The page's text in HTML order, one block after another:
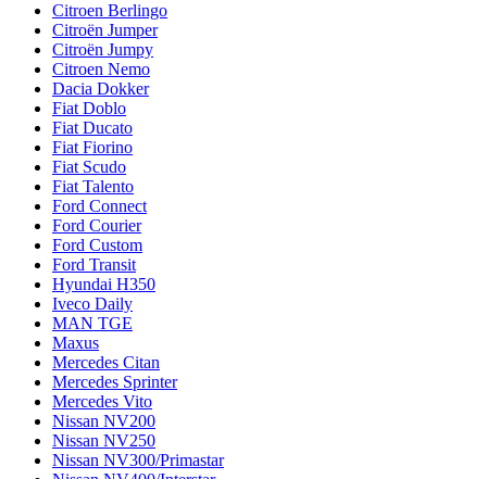
Citroen Berlingo
Citroën Jumper
Citroën Jumpy
Citroen Nemo
Dacia Dokker
Fiat Doblo
Fiat Ducato
Fiat Fiorino
Fiat Scudo
Fiat Talento
Ford Connect
Ford Courier
Ford Custom
Ford Transit
Hyundai H350
Iveco Daily
MAN TGE
Maxus
Mercedes Citan
Mercedes Sprinter
Mercedes Vito
Nissan NV200
Nissan NV250
Nissan NV300/Primastar